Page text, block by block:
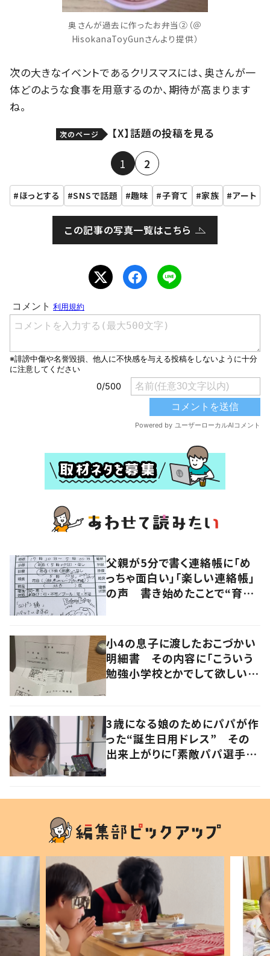
奥さんが過去に作ったお弁当②（＠
HisokanaToyGunさんより提供）
次の大きなイベントであるクリスマスには、奥さんが一
体どのような食事を用意するのか、期待が高まります
ね。
次のページ 【X】話題の投稿を見る
1 2
ほっとする SNSで話題 趣味 子育て 家族 アート
この記事の写真一覧はこちら
父親が5分で書く連絡帳に「め
っちゃ面白い」「楽しい連絡帳」
の声 書き始めたことで“育児
小4の息子に渡したおこづかい
明細書 その内容に「こういう
勉強小学校とかでして欲しい」
3歳になる娘のためにパパが作
った“誕生日用ドレス” その
出来上がりに「素敵パパ選手権